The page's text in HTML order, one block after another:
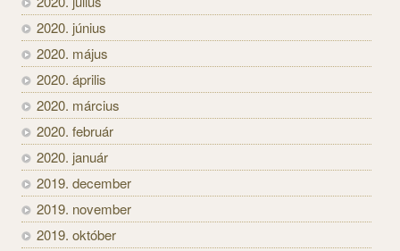
2020. június
2020. május
2020. április
2020. március
2020. február
2020. január
2019. december
2019. november
2019. október